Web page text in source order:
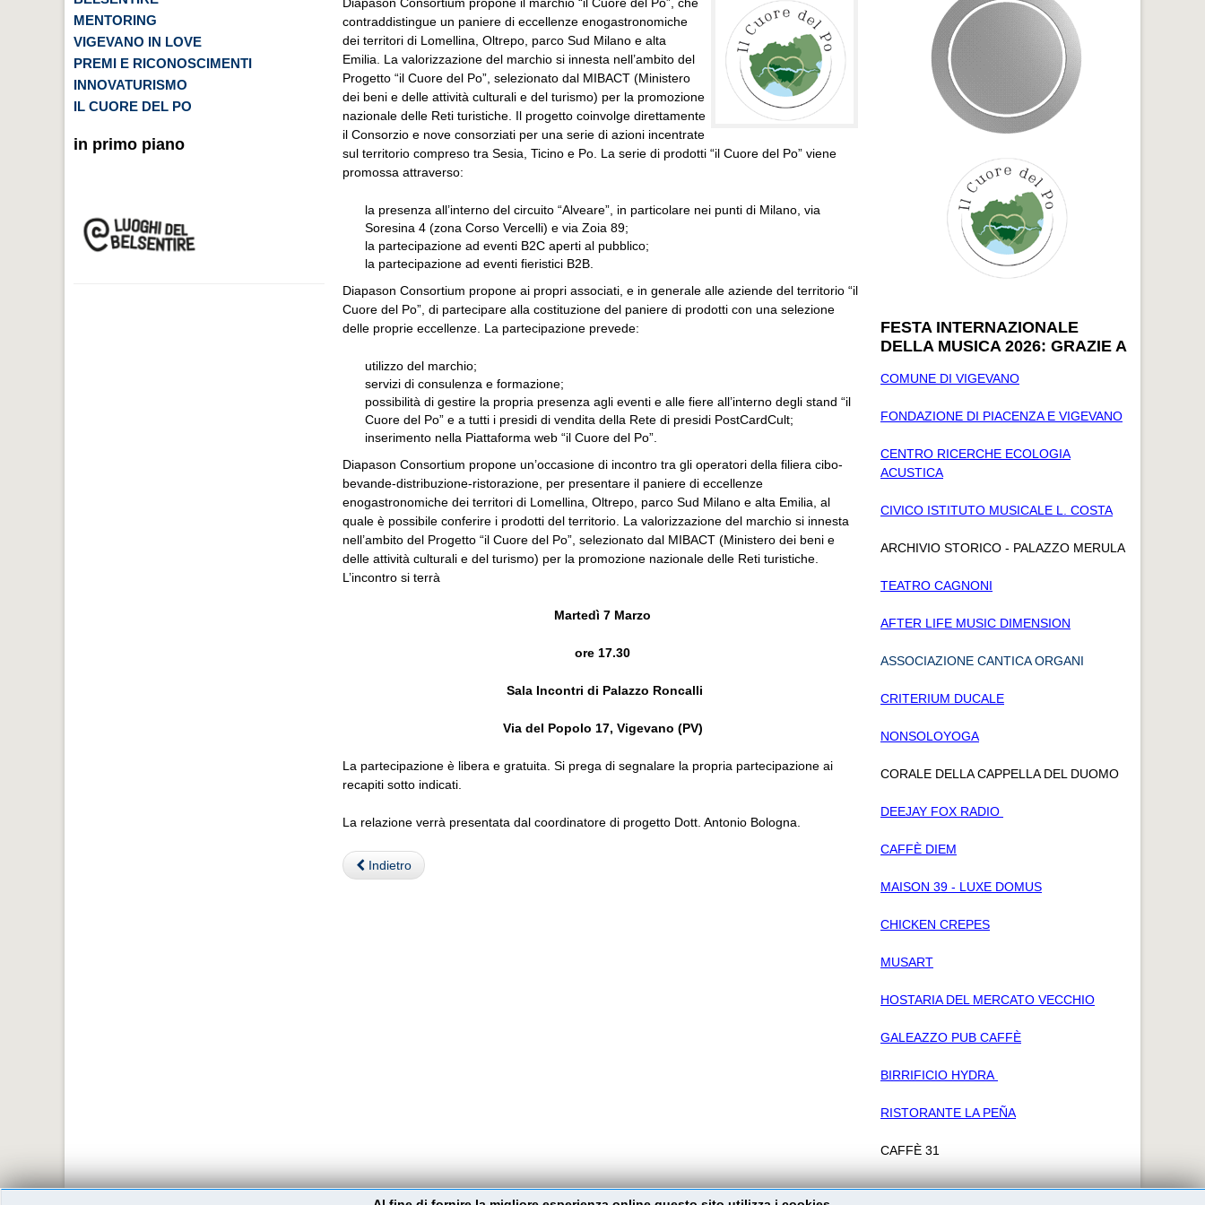
MENTORING
VIGEVANO IN LOVE
PREMI E RICONOSCIMENTI
INNOVATURISMO
IL CUORE DEL PO
in primo piano
contraddistingue un paniere di eccellenze enogastronomiche
dei territori di Lomellina, Oltrepo, parco Sud Milano e alta
Emilia. La valorizzazione del marchio si innesta nell’ambito del
Progetto “il Cuore del Po”, selezionato dal MIBACT (Ministero
dei beni e delle attività culturali e del turismo) per la promozione
nazionale delle Reti turistiche. Il progetto coinvolge direttamente
il Consorzio e nove consorziati per una serie di azioni incentrate
sul territorio compreso tra Sesia, Ticino e Po. La serie di prodotti “il Cuore del Po” viene
promossa attraverso:
la presenza all’interno del circuito “Alveare”, in particolare nei punti di Milano, via
Soresina 4 (zona Corso Vercelli) e via Zoia 89;
la partecipazione ad eventi B2C aperti al pubblico;
la partecipazione ad eventi fieristici B2B.
Diapason Consortium propone ai propri associati, e in generale alle aziende del territorio “il
Cuore del Po”, di partecipare alla costituzione del paniere di prodotti con una selezione
delle proprie eccellenze. La partecipazione prevede:
utilizzo del marchio;
servizi di consulenza e formazione;
possibilità di gestire la propria presenza agli eventi e alle fiere all’interno degli stand “il
Cuore del Po” e a tutti i presidi di vendita della Rete di presidi PostCardCult;
inserimento nella Piattaforma web “il Cuore del Po”.
Diapason Consortium propone un’occasione di incontro tra gli operatori della filiera cibo-
bevande-distribuzione-ristorazione, per presentare il paniere di eccellenze
enogastronomiche dei territori di Lomellina, Oltrepo, parco Sud Milano e alta Emilia, al
quale è possibile conferire i prodotti del territorio. La valorizzazione del marchio si innesta
nell’ambito del Progetto “il Cuore del Po”, selezionato dal MIBACT (Ministero dei beni e
delle attività culturali e del turismo) per la promozione nazionale delle Reti turistiche.
L’incontro si terrà
Martedì 7 Marzo
ore 17.30
Sala Incontri di Palazzo Roncalli
Via del Popolo 17, Vigevano (PV)
La partecipazione è libera e gratuita. Si prega di segnalare la propria partecipazione ai
recapiti sotto indicati.
La relazione verrà presentata dal coordinatore di progetto Dott. Antonio Bologna.
Indietro
FESTA INTERNAZIONALE
DELLA MUSICA 2026: GRAZIE A
COMUNE DI VIGEVANO
FONDAZIONE DI PIACENZA E VIGEVANO
CENTRO RICERCHE ECOLOGIA
ACUSTICA
CIVICO ISTITUTO MUSICALE L. COSTA
ARCHIVIO STORICO - PALAZZO MERULA
TEATRO CAGNONI
AFTER LIFE MUSIC DIMENSION
ASSOCIAZIONE CANTICA ORGANI
CRITERIUM DUCALE
NONSOLOYOGA
CORALE DELLA CAPPELLA DEL DUOMO
DEEJAY FOX RADIO
CAFFÈ DIEM
MAISON 39 - LUXE DOMUS
CHICKEN CREPES
MUSART
HOSTARIA DEL MERCATO VECCHIO
GALEAZZO PUB CAFFÈ
BIRRIFICIO HYDRA
RISTORANTE LA PEÑA
CAFFÈ 31